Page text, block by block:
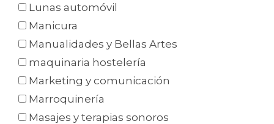
Lunas automóvil
Manicura
Manualidades y Bellas Artes
maquinaria hostelería
Marketing y comunicación
Marroquinería
Masajes y terapias sonoros